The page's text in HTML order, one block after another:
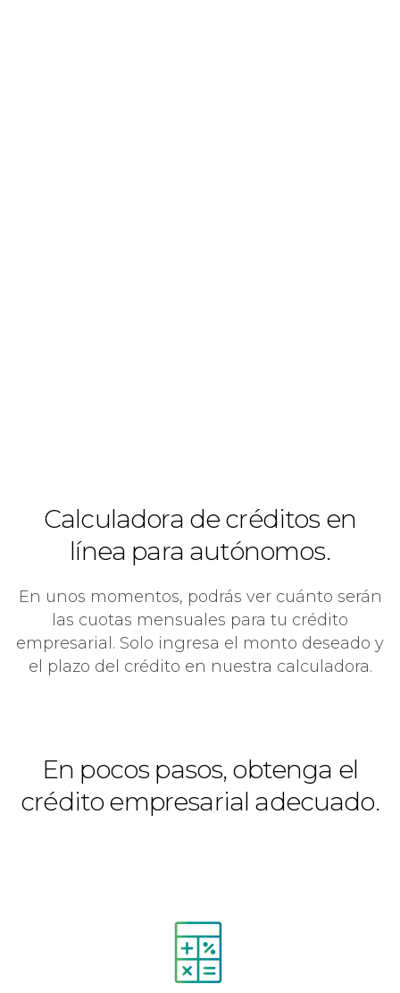
Calculadora de créditos en
línea para autónomos.
En unos momentos, podrás ver cuánto serán
las cuotas mensuales para tu crédito
empresarial. Solo ingresa el monto deseado y
el plazo del crédito en nuestra calculadora.
En pocos pasos, obtenga el
crédito empresarial adecuado.